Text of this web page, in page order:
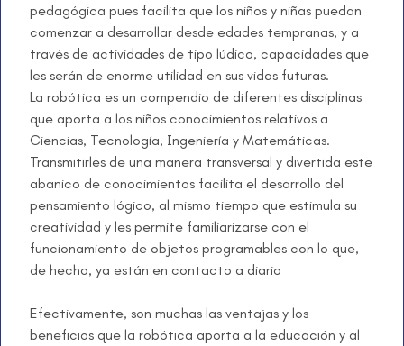
pedagógica pues facilita que los niños y niñas puedan
comenzar a desarrollar desde edades tempranas, y a
través de actividades de tipo lúdico, capacidades que
les serán de enorme utilidad en sus vidas futuras.
La robótica es un compendio de diferentes disciplinas
que aporta a los niños conocimientos relativos a
Ciencias, Tecnología, Ingeniería y Matemáticas.
Transmitirles de una manera transversal y divertida este
abanico de conocimientos facilita el desarrollo del
pensamiento lógico, al mismo tiempo que estimula su
creatividad y les permite familiarizarse con el
funcionamiento de objetos programables con lo que,
de hecho, ya están en contacto a diario
Efectivamente, son muchas las ventajas y los
beneficios que la robótica aporta a la educación y al